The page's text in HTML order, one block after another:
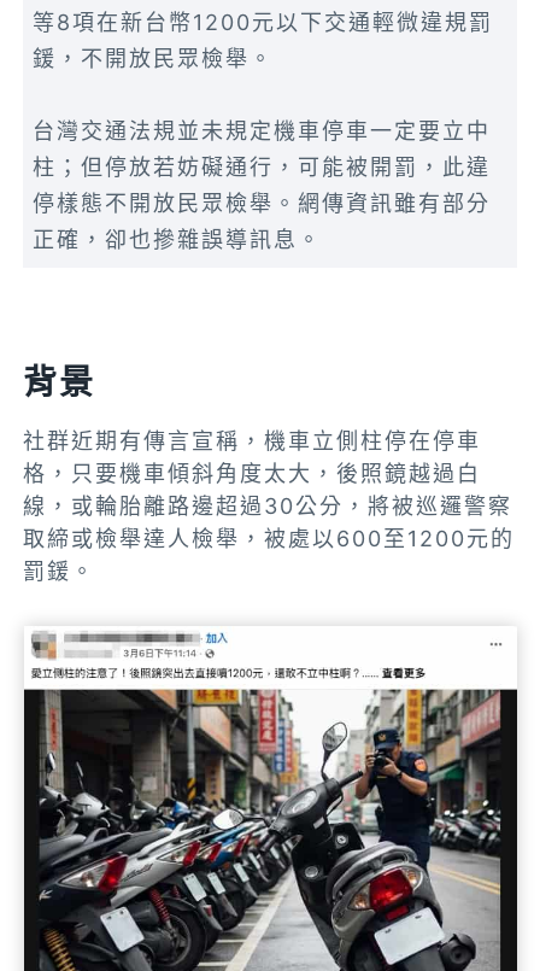
等8項在新台幣1200元以下交通輕微違規罰
鍰，不開放民眾檢舉。
台灣交通法規並未規定機車停車一定要立中
柱；但停放若妨礙通行，可能被開罰，此違
停樣態不開放民眾檢舉。網傳資訊雖有部分
正確，卻也摻雜誤導訊息。
背景
社群近期有傳言宣稱，機車立側柱停在停車
格，只要機車傾斜角度太大，後照鏡越過白
線，或輪胎離路邊超過30公分，將被巡邏警察
取締或檢舉達人檢舉，被處以600至1200元的
罰鍰。